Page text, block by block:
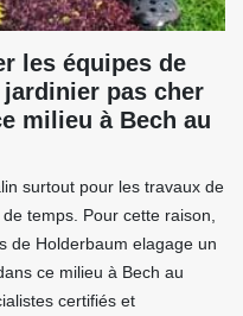
les équipes de
jardinier pas cher
milieu à Bech au
surtout pour les travaux de
temps. Pour cette raison,
de Holderbaum elagage un
ce milieu à Bech au
certifiés et